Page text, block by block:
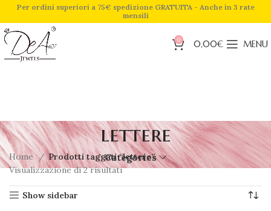
Per ordini superiori a 75€ spedizione GRATUITA - Anche in 3 rate
mensili
0 0,00€ MENU
lettere
Categories
Home
Prodotti taggati “lettere”
Visualizzazione di 2 risultati
Show sidebar